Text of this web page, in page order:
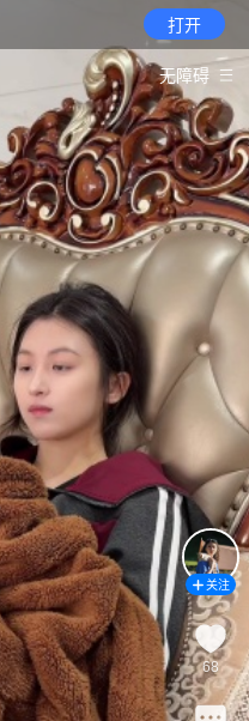
打开
无障碍
关注
68